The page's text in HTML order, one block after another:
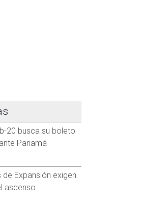
20 busca su boleto
Panamá
de Expansión exigen
ascenso